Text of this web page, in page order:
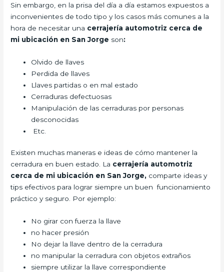
Sin embargo, en la prisa del día a día estamos expuestos a
inconvenientes de todo tipo y los casos más comunes a la
hora de necesitar una cerrajería automotriz cerca de
mi ubicación en San Jorge son:
Olvido de llaves
Perdida de llaves
Llaves partidas o en mal estado
Cerraduras defectuosas
Manipulación de las cerraduras por personas
desconocidas
Etc.
Existen muchas maneras e ideas de cómo mantener la
cerradura en buen estado. La cerrajería automotriz
cerca de mi ubicación en San Jorge, comparte ideas y
tips efectivos para lograr siempre un buen funcionamiento
práctico y seguro. Por ejemplo:
No girar con fuerza la llave
no hacer presión
No dejar la llave dentro de la cerradura
no manipular la cerradura con objetos extraños
siempre utilizar la llave correspondiente